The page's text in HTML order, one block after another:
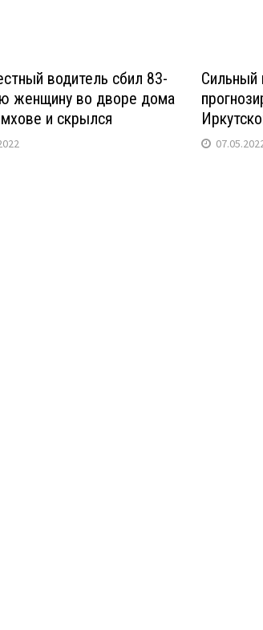
водитель сбил 83-
женщину во дворе дома
и скрылся
Сильный